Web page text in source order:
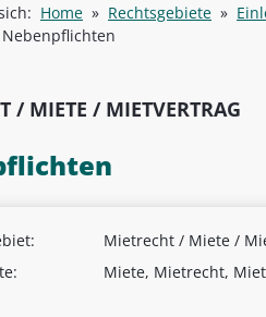
Home » Rechtsgebiete »
Nebenpflichten
/ MIETE / MIETVERTRAG
Mietrecht / Miete /
Miete, Mietrecht,